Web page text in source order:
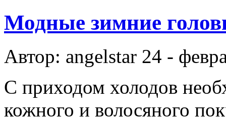
Модные зимние
Автор: angelstar 24 -
С приходом холодов
кожного и волосяного